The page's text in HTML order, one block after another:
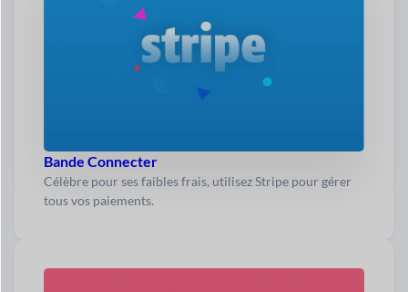
Bande Connecter
Célèbre pour ses faibles frais, utilisez Stripe pour gérer
tous vos paiements.